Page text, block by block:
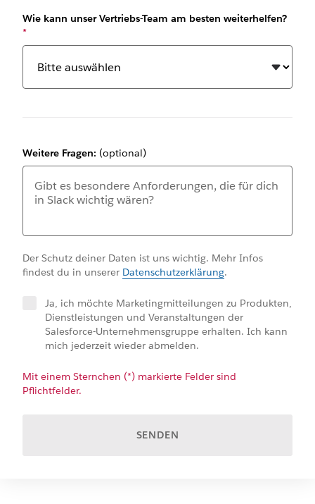
Wie kann unser Vertriebs-Team am besten weiterhelfen?
*
Weitere Fragen: (optional)
Der Schutz deiner Daten ist uns wichtig. Mehr Infos
findest du in unserer Datenschutzerklärung.
Ja, ich möchte Marketingmitteilungen zu Produkten,
Dienstleistungen und Veranstaltungen der
Salesforce-Unternehmensgruppe erhalten. Ich kann
mich jederzeit wieder abmelden.
Mit einem Sternchen (*) markierte Felder sind
Pflichtfelder.
SENDEN